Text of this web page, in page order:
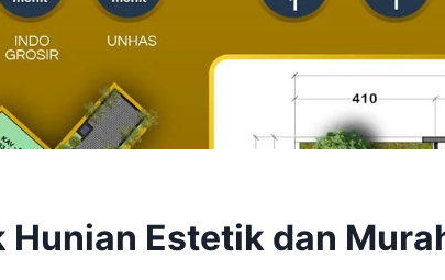
Hunian Estetik dan